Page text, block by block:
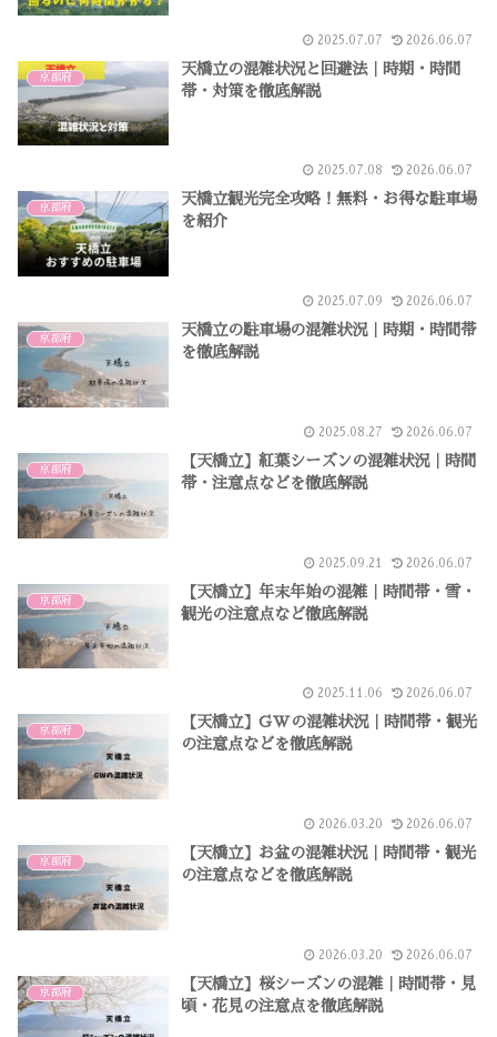
2025.07.07 2026.06.07
京都府
天橋立の混雑状況と回避法｜時期・時間
帯・対策を徹底解説
2025.07.08 2026.06.07
京都府
天橋立観光完全攻略！無料・お得な駐車場
を紹介
2025.07.09 2026.06.07
京都府
天橋立の駐車場の混雑状況｜時期・時間帯
を徹底解説
2025.08.27 2026.06.07
京都府
【天橋立】紅葉シーズンの混雑状況｜時間
帯・注意点などを徹底解説
2025.09.21 2026.06.07
京都府
【天橋立】年末年始の混雑｜時間帯・雪・
観光の注意点など徹底解説
2025.11.06 2026.06.07
京都府
【天橋立】GWの混雑状況｜時間帯・観光
の注意点などを徹底解説
2026.03.20 2026.06.07
京都府
【天橋立】お盆の混雑状況｜時間帯・観光
の注意点などを徹底解説
2026.03.20 2026.06.07
京都府
【天橋立】桜シーズンの混雑｜時間帯・見
頃・花見の注意点を徹底解説